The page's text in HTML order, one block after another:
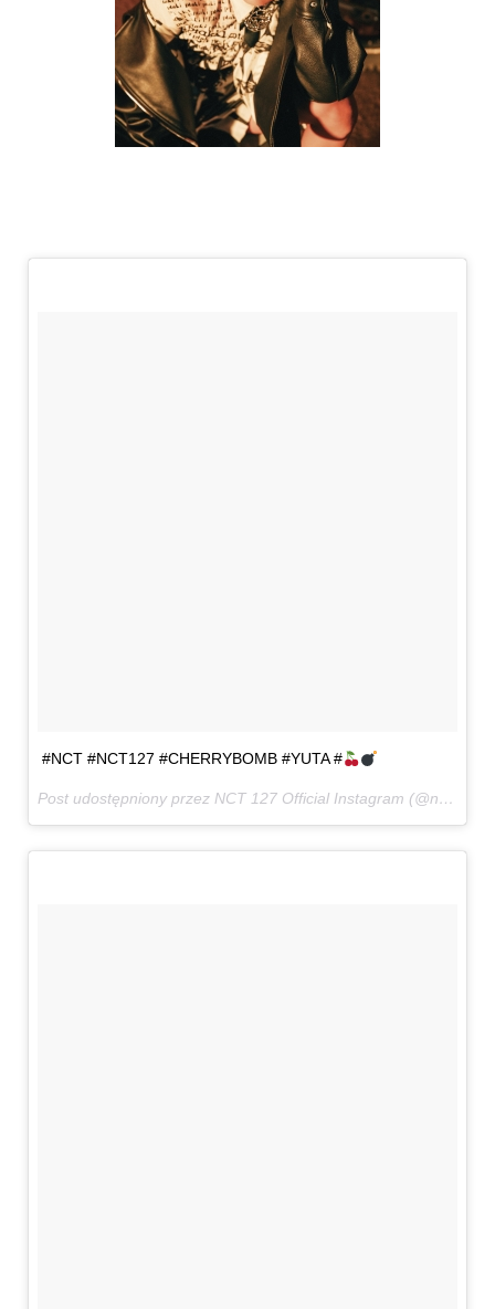
#NCT #NCT127 #CHERRYBOMB #YUTA #
Post udostępniony przez NCT 127 Official Instagram (@nct127)